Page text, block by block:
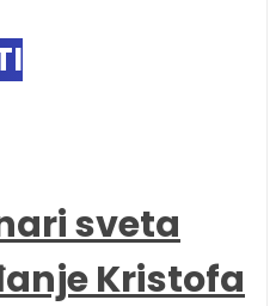
sveta
Kristofa